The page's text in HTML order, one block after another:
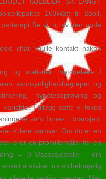
160Watt til Bobil,
De vil ut av den onde
og statistisk metodelære I
sannsynlighetsbegrepet og
hypoteseprøving og
variable. I tillegg satte vi fokus
som finnes i bransjen.
videre sørover. Om du er en
eller en promillemåler for en
→ 0 Massasjestoler – din
å skvise inn en behagelig